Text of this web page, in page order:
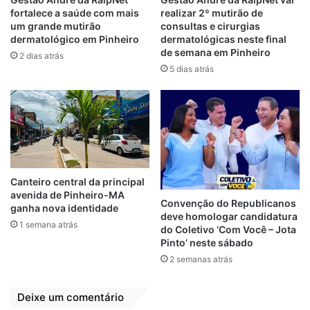
PorFolha do Maranhão
Irmã de Josimar Josinha Cunha
Pontes de Madeira R$ 5 milhões
Zé Doca-MA
fortalece a saúde com mais
um grande mutirão
dermatológico em Pinheiro
2 dias atrás
realizar 2º mutirão de
consultas e cirurgias
dermatológicas neste final
de semana em Pinheiro
5 dias atrás
Canteiro central da principal
avenida de Pinheiro-MA
ganha nova identidade
1 semana atrás
Convenção do Republicanos
deve homologar candidatura
do Coletivo ‘Com Você – Jota
Pinto’ neste sábado
2 semanas atrás
Deixe um comentário